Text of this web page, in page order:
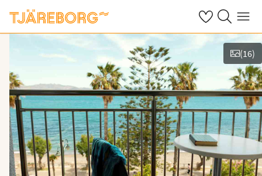
OmatHaku Valikko
Kuvat ja videot
(16)